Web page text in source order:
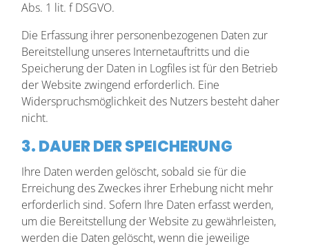
Abs. 1 lit. f DSGVO.
Die Erfassung ihrer personenbezogenen Daten zur
Bereitstellung unseres Internetauftritts und die
Speicherung der Daten in Logfiles ist für den Betrieb
der Website zwingend erforderlich. Eine
Widerspruchsmöglichkeit des Nutzers besteht daher
nicht.
3. DAUER DER SPEICHERUNG
Ihre Daten werden gelöscht, sobald sie für die
Erreichung des Zweckes ihrer Erhebung nicht mehr
erforderlich sind. Sofern Ihre Daten erfasst werden,
um die Bereitstellung der Website zu gewährleisten,
werden die Daten gelöscht, wenn die jeweilige